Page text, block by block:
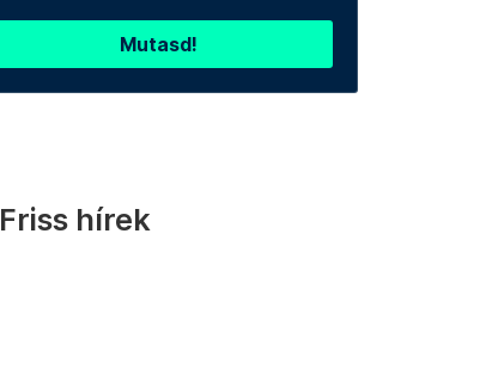
Mutasd!
Friss hírek